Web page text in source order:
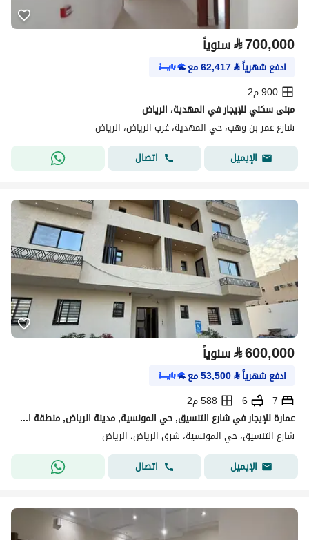
⃁700,000 سنوياً
ادفع شهرياً⃁
62,417مع
900 م2
مبنى سكني للإيجار في المهدية، الرياض
شارع عمر بن وهب، حي المهدية، غرب الرياض، الرياض
الإيميل
اتصال
⃁600,000 سنوياً
ادفع شهرياً⃁
53,500مع
7
6
588 م2
عمارة للإيجار في شارع التنسيق, حي المونسية, مدينة الرياض, منطقة الرياض
شارع التنسيق، حي المونسية، شرق الرياض، الرياض
الإيميل
اتصال